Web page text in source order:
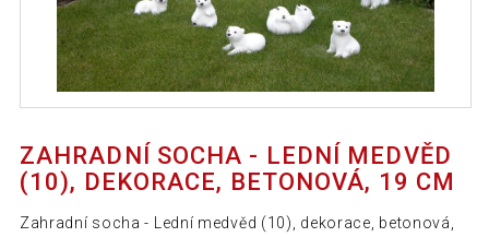
ZAHRADNÍ SOCHA - LEDNÍ MEDVĚD
(10), DEKORACE, BETONOVÁ, 19 CM
Zahradní socha - Lední medvěd (10), dekorace, betonová,